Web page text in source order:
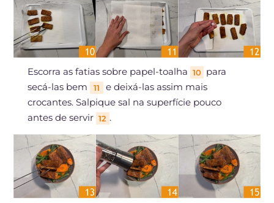
Escorra as fatias sobre papel-toalha 10 para
secá-las bem
11
e deixá-las assim mais
crocantes. Salpique sal na superfície pouco
antes de servir 12 .